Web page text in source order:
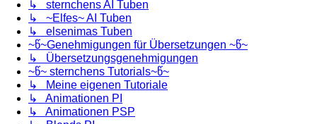
↳ sternchens AI Tuben
↳ ~Elfes~ AI Tuben
↳ elsenimas Tuben
~წ~Genehmigungen für Übersetzungen ~წ~
↳ Übersetzungsgenehmigungen
~წ~ sternchens Tutorials~წ~
↳ Meine eigenen Tutoriale
↳ Animationen PI
↳ Animationen PSP